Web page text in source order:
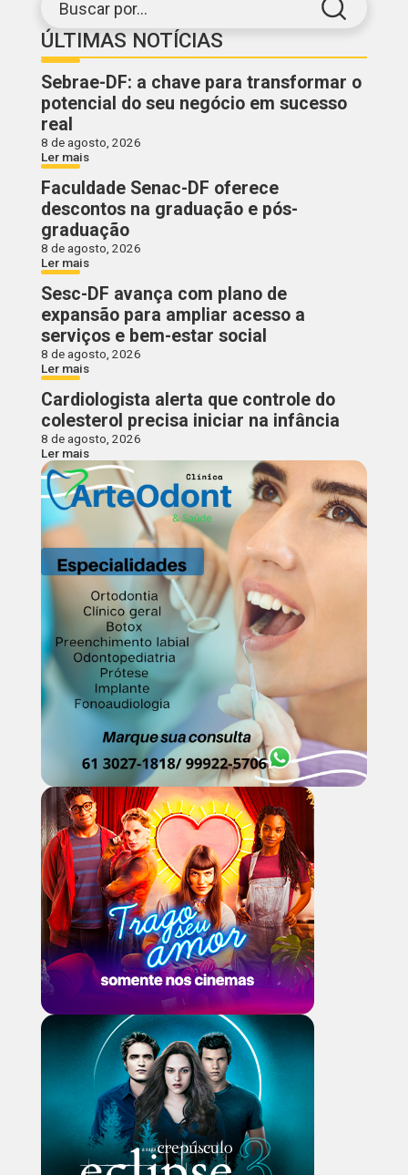
Buscar por...
ÚLTIMAS NOTÍCIAS
Sebrae-DF: a chave para transformar o
potencial do seu negócio em sucesso
real
8 de agosto, 2026
Ler mais
Faculdade Senac-DF oferece
descontos na graduação e pós-
graduação
8 de agosto, 2026
Ler mais
Sesc-DF avança com plano de
expansão para ampliar acesso a
serviços e bem-estar social
8 de agosto, 2026
Ler mais
Cardiologista alerta que controle do
colesterol precisa iniciar na infância
8 de agosto, 2026
Ler mais